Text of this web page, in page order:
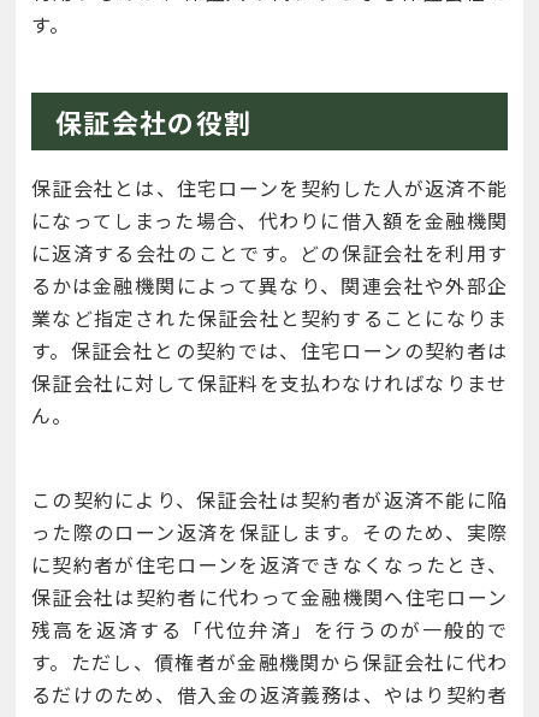
す。
保証会社の役割
保証会社とは、住宅ローンを契約した人が返済不能
になってしまった場合、代わりに借入額を金融機関
に返済する会社のことです。どの保証会社を利用す
るかは金融機関によって異なり、関連会社や外部企
業など指定された保証会社と契約することになりま
す。保証会社との契約では、住宅ローンの契約者は
保証会社に対して保証料を支払わなければなりませ
ん。
この契約により、保証会社は契約者が返済不能に陥
った際のローン返済を保証します。そのため、実際
に契約者が住宅ローンを返済できなくなったとき、
保証会社は契約者に代わって金融機関へ住宅ローン
残高を返済する「代位弁済」を行うのが一般的で
す。ただし、債権者が金融機関から保証会社に代わ
るだけのため、借入金の返済義務は、やはり契約者